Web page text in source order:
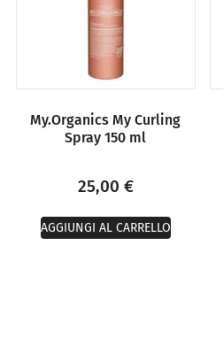
My.Organics My Curling
Spray 150 ml
25,00 €
AGGIUNGI AL CARRELLO